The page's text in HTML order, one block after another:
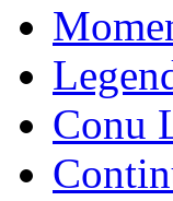
Conu